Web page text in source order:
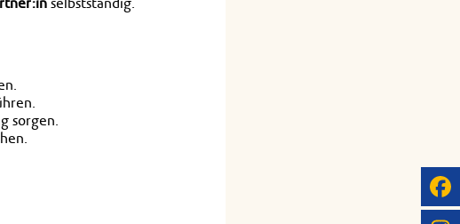
selbstständig.
sorgen.